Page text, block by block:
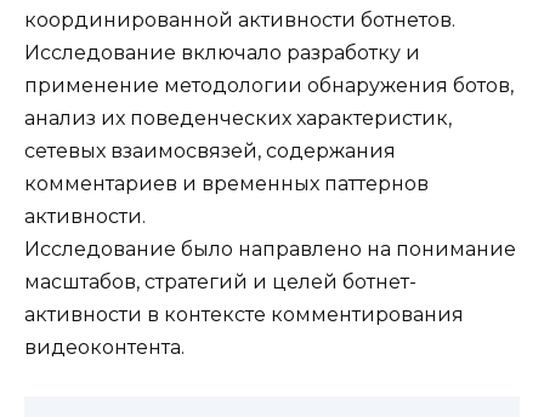
координированной активности ботнетов.
Исследование включало разработку и
применение методологии обнаружения ботов,
анализ их поведенческих характеристик,
сетевых взаимосвязей, содержания
комментариев и временных паттернов
активности.
Исследование было направлено на понимание
масштабов, стратегий и целей ботнет-
активности в контексте комментирования
видеоконтента.